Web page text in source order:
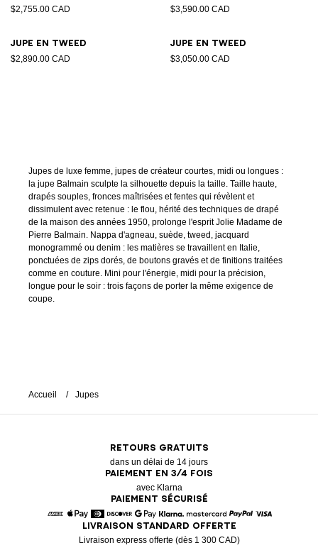
$2,755.00 CAD $3,590.00 CAD
Jupe en tweed
$2,890.00 CAD
Jupe en tweed
$3,050.00 CAD
Jupes de luxe femme, jupes de créateur courtes, midi ou longues :
la jupe Balmain sculpte la silhouette depuis la taille. Taille haute,
drapés souples, fronces maîtrisées et fentes qui révèlent et
dissimulent avec retenue : le flou, hérité des techniques de drapé
de la maison des années 1950, prolonge l'esprit Jolie Madame de
Pierre Balmain. Nappa d'agneau, suède, tweed, jacquard
monogrammé ou denim : les matières se travaillent en Italie,
ponctuées de zips dorés, de boutons gravés et de finitions traitées
comme en couture. Mini pour l'énergie, midi pour la précision,
longue pour le soir : trois façons de porter la même exigence de
coupe.
Accueil Jupes
RETOURS GRATUITS
dans un délai de 14 jours
PAIEMENT EN 3/4 FOIS
avec Klarna
PAIEMENT SÉCURISÉ
American Express
Apple Pay
DinersDiscoverGoogle Pay
Klarna Mastercard
LIVRAISON STANDARD OFFERTE
Livraison express offerte (dès 1 300 CAD)